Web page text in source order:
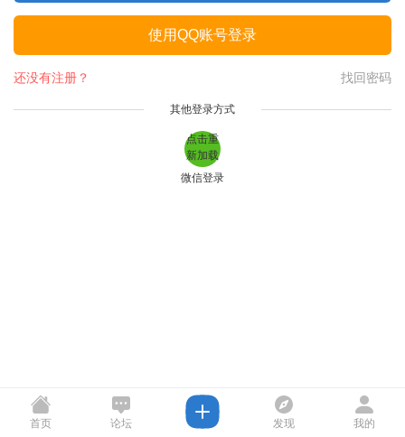
使用QQ账号登录
找回密码
还没有注册？
其他登录方式
点击重
新加载
微信登录
首页 论坛 发现 我的